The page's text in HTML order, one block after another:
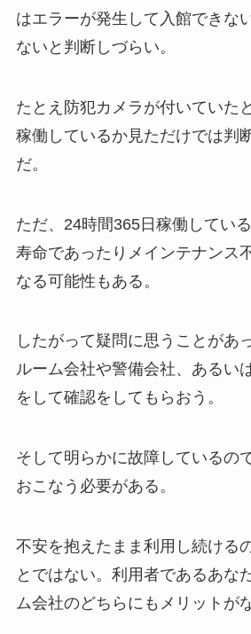
はエラーが発生して入館できな
ないと判断しづらい。
たとえ防犯カメラが付いていた
稼働しているか見ただけでは判
だ。
ただ、24時間365日稼働してい
寿命であったりメインテナンス
なる可能性もある。
したがって疑問に思うことがあ
ルーム会社や警備会社、あるい
をして確認をしてもらおう。
そして明らかに故障しているの
おこなう必要がある。
不安を抱えたまま利用し続ける
とではない。利用者であるあな
ム会社のどちらにもメリットが